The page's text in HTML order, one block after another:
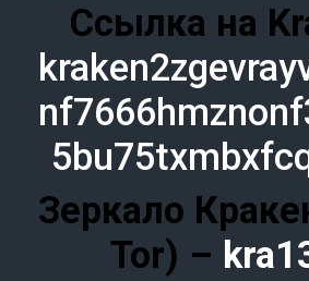
Cсылка на
Зеркало
Tor) –